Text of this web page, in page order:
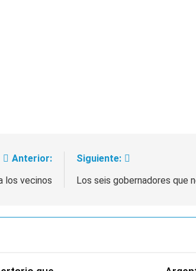
Anterior:
los vecinos
Siguiente:
Los seis gobernadores que